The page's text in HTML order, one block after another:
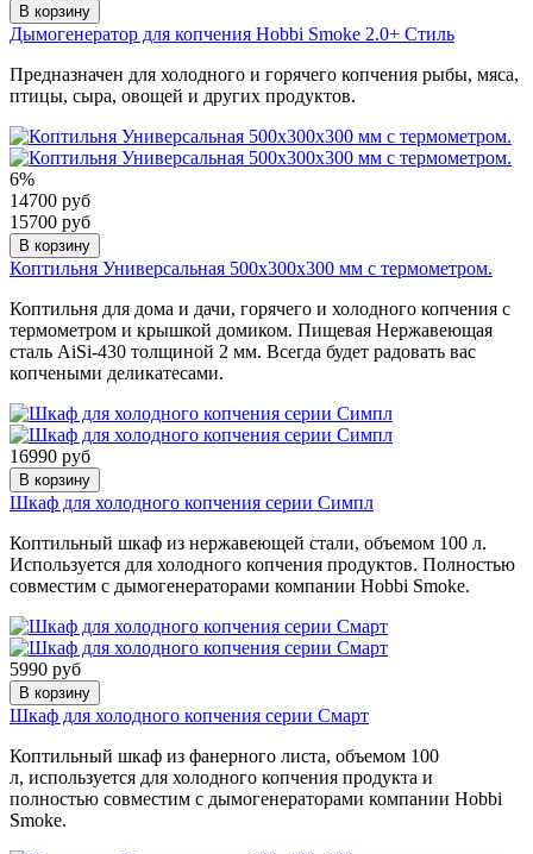
В корзину
Дымогенератор для копчения Hobbi Smoke 2.0+ Стиль
Предназначен для холодного и горячего копчения рыбы, мяса,
птицы, сыра, овощей и других продуктов.
6%
14700 руб
15700 руб
В корзину
Коптильня Универсальная 500х300х300 мм с термометром.
Коптильня для дома и дачи, горячего и холодного копчения с
термометром и крышкой домиком. Пищевая Нержавеющая
сталь AiSi-430 толщиной 2 мм. Всегда будет радовать вас
копчеными деликатесами.
16990 руб
В корзину
Шкаф для холодного копчения серии Симпл
Коптильный шкаф из нержавеющей стали, объемом 100 л.
Используется для холодного копчения продуктов. Полностью
совместим с дымогенераторами компании Hobbi Smoke.
5990 руб
В корзину
Шкаф для холодного копчения серии Смарт
Коптильный шкаф из фанерного листа, объемом 100
л, используется для холодного копчения продукта и
полностью совместим с дымогенераторами компании Hobbi
Smoke.